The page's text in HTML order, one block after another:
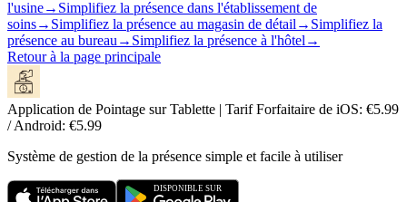
l'usine→ Simplifiez la présence dans l'établissement de
soins→ Simplifiez la présence au magasin de détail → Simplifiez la
présence au bureau → Simplifiez la présence à l'hôtel →
Retour à la page principale
Application de Pointage sur Tablette | Tarif Forfaitaire de iOS: €5.99
/ Android: €5.99
Système de gestion de la présence simple et facile à utiliser